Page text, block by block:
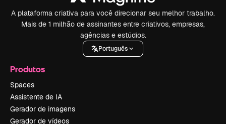
A plataforma criativa para você direcionar seu melhor trabalho.
Mais de 1 milhão de assinantes entre criativos, empresas,
agências e estúdios.
Português
Produtos
Spaces
Assistente de IA
Gerador de imagens
Gerador de vídeos